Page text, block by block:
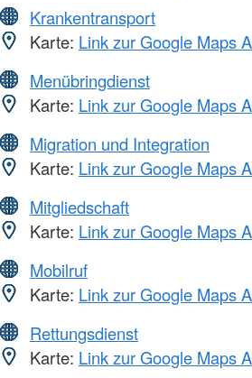
Krankentransport
Karte: Link zur Google Maps
Menübringdienst
Karte: Link zur Google Maps
Migration und Integration
Karte: Link zur Google Maps
Mitgliedschaft
Karte: Link zur Google Maps
Mobilruf
Karte: Link zur Google Maps
Rettungsdienst
Karte: Link zur Google Maps